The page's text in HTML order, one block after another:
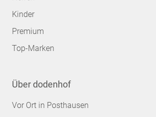
Kinder
Premium
Top-Marken
Über dodenhof
Vor Ort in Posthausen